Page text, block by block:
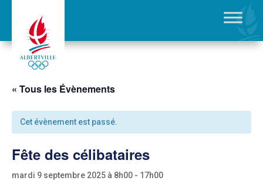
« Tous les Évènements
Cet évènement est passé.
Fête des célibataires
mardi 9 septembre 2025 à 8h00 - 17h00